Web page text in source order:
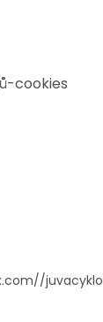
cookies
juvacyklo